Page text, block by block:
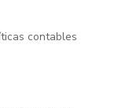
contables